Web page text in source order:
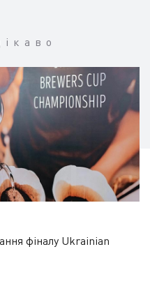
фіналу Ukrainian